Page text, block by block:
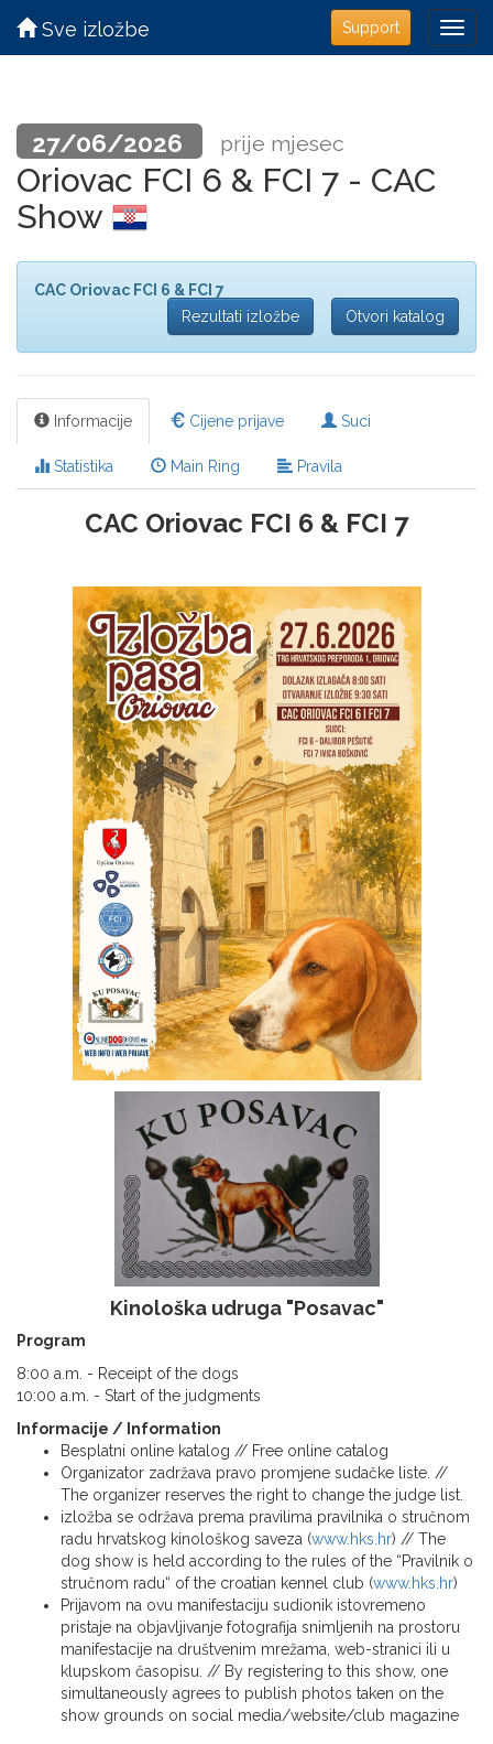
Support
Sve izložbe
27/06/2026 prije mjesec
Oriovac FCI 6 & FCI 7 - CAC
Show
CAC Oriovac FCI 6 & FCI 7
Rezultati izložbe
Otvori katalog
Informacije Cijene prijave Suci
Statistika Main Ring Pravila
CAC Oriovac FCI 6 & FCI 7
Kinološka udruga "Posavac"
Program
8:00 a.m. - Receipt of the dogs
10:00 a.m. - Start of the judgments
Informacije / Information
Besplatni online katalog // Free online catalog
Organizator zadržava pravo promjene sudačke liste. //
The organizer reserves the right to change the judge list.
izložba se održava prema pravilima pravilnika o stručnom
radu hrvatskog kinološkog saveza (www.hks.hr) // The
dog show is held according to the rules of the “Pravilnik o
stručnom radu“ of the croatian kennel club (www.hks.hr)
Prijavom na ovu manifestaciju sudionik istovremeno
pristaje na objavljivanje fotografija snimljenih na prostoru
manifestacije na društvenim mrežama, web-stranici ili u
klupskom časopisu. // By registering to this show, one
simultaneously agrees to publish photos taken on the
show grounds on social media/website/club magazine